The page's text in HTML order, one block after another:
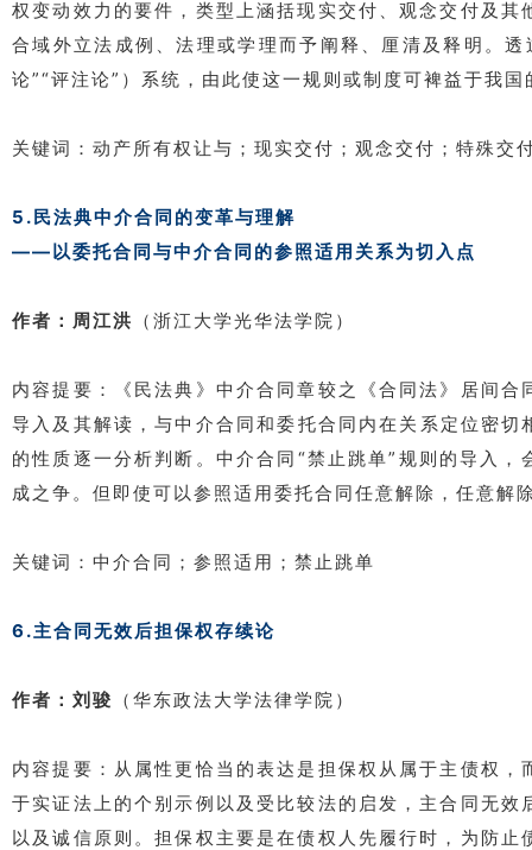
权变动效力的要件，类型上涵括现实交付、观念交付及
合域外立法成例、法理或学理而予阐释、厘清及释明。
论”“评注论”）系统，由此使这一规则或制度可裨益于我
关键词：动产所有权让与；现实交付；观念交付；特殊交
5.民法典中介合同的变革与理解
——以委托合同与中介合同的参照适用关系为切入点
作者：周江洪 （浙江大学光华法学院）
内容提要：《民法典》中介合同章较之《合同法》居间
导入及其解读，与中介合同和委托合同内在关系定位密
的性质逐一分析判断。中介合同“禁止跳单”规则的导入
成之争。但即使可以参照适用委托合同任意解除，任意解
关键词：中介合同；参照适用；禁止跳单
6.主合同无效后担保权存续论
作者：刘骏 （华东政法大学法律学院）
内容提要：从属性更恰当的表达是担保权从属于主债权
于实证法上的个别示例以及受比较法的启发，主合同无
以及诚信原则。担保权主要是在债权人先履行时，为防